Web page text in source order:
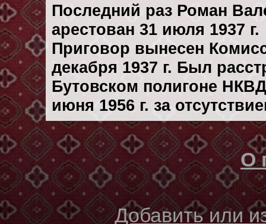
Последний раз Роман
арестован 31 июля 1937 г.
Приговор вынесен
декaбря 1937 г. Был
Бутовском полигоне
июня 1956 г. за
О
Добавить или